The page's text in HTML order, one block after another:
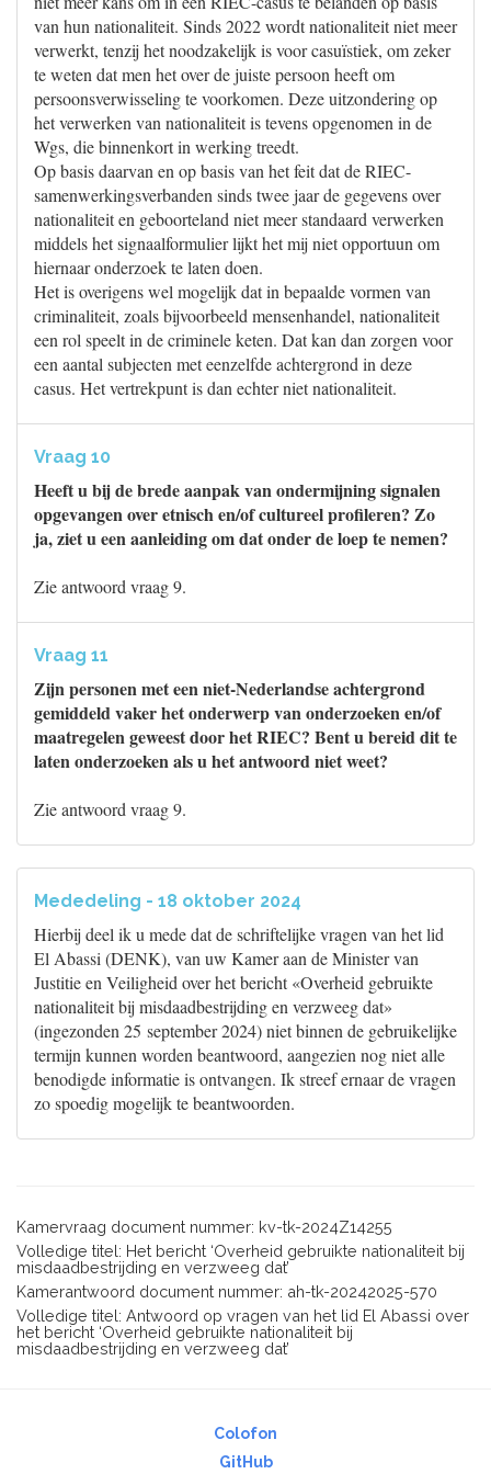
van hun nationaliteit. Sinds 2022 wordt nationaliteit niet meer
verwerkt, tenzij het noodzakelijk is voor casuïstiek, om zeker
te weten dat men het over de juiste persoon heeft om
persoonsverwisseling te voorkomen. Deze uitzondering op
het verwerken van nationaliteit is tevens opgenomen in de
Wgs, die binnenkort in werking treedt.
Op basis daarvan en op basis van het feit dat de RIEC-
samenwerkingsverbanden sinds twee jaar de gegevens over
nationaliteit en geboorteland niet meer standaard verwerken
middels het signaalformulier lijkt het mij niet opportuun om
hiernaar onderzoek te laten doen.
Het is overigens wel mogelijk dat in bepaalde vormen van
criminaliteit, zoals bijvoorbeeld mensenhandel, nationaliteit
een rol speelt in de criminele keten. Dat kan dan zorgen voor
een aantal subjecten met eenzelfde achtergrond in deze
casus. Het vertrekpunt is dan echter niet nationaliteit.
Vraag 10
Heeft u bij de brede aanpak van ondermijning signalen
opgevangen over etnisch en/of cultureel profileren? Zo
ja, ziet u een aanleiding om dat onder de loep te nemen?
Zie antwoord vraag 9.
Vraag 11
Zijn personen met een niet-Nederlandse achtergrond
gemiddeld vaker het onderwerp van onderzoeken en/of
maatregelen geweest door het RIEC? Bent u bereid dit te
laten onderzoeken als u het antwoord niet weet?
Zie antwoord vraag 9.
Mededeling - 18 oktober 2024
Hierbij deel ik u mede dat de schriftelijke vragen van het lid
El Abassi (DENK), van uw Kamer aan de Minister van
Justitie en Veiligheid over het bericht «Overheid gebruikte
nationaliteit bij misdaadbestrijding en verzweeg dat»
(ingezonden 25 september 2024) niet binnen de gebruikelijke
termijn kunnen worden beantwoord, aangezien nog niet alle
benodigde informatie is ontvangen. Ik streef ernaar de vragen
zo spoedig mogelijk te beantwoorden.
Kamervraag document nummer: kv-tk-2024Z14255
Volledige titel: Het bericht ‘Overheid gebruikte nationaliteit bij
misdaadbestrijding en verzweeg dat’
Kamerantwoord document nummer: ah-tk-20242025-570
Volledige titel: Antwoord op vragen van het lid El Abassi over
het bericht ‘Overheid gebruikte nationaliteit bij
misdaadbestrijding en verzweeg dat’
Colofon
GitHub